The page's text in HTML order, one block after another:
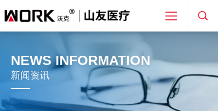
关于山友
产品解决方案
NEWS INFORMATION
新闻资讯